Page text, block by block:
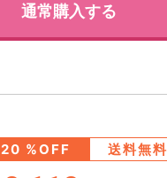
通常購入する
20 %OFF 送料無料